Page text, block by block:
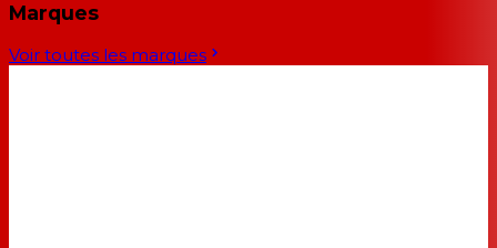
Marques
Voir toutes les marques